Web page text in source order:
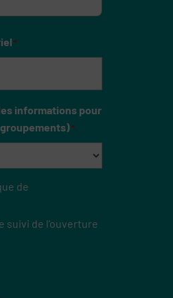
*
informations pour
*
de
suivi de l'ouverture